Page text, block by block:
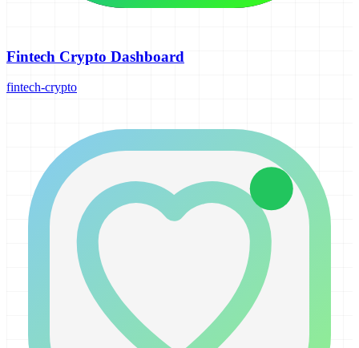
Fintech Crypto Dashboard
fintech-crypto